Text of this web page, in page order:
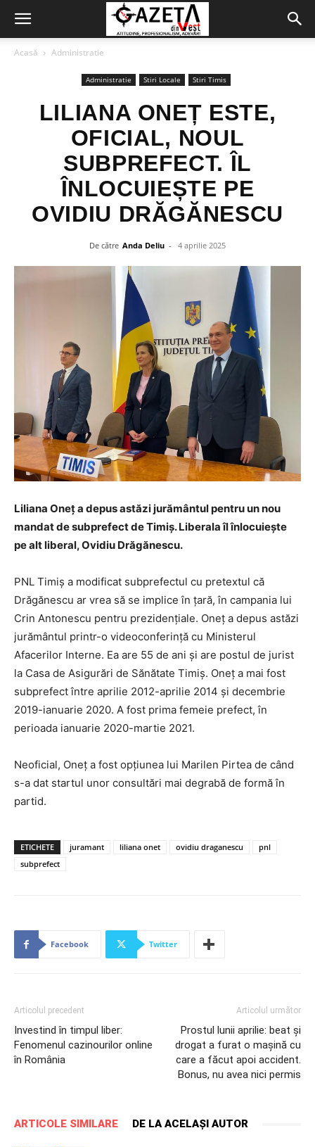
Acasă Administratie
Administratie Stiri Locale Stiri Timis
LILIANA ONEȚ ESTE,
OFICIAL, NOUL
SUBPREFECT. ÎL
ÎNLOCUIEȘTE PE
OVIDIU DRĂGĂNESCU
De către Anda Deliu - 4 aprilie 2025
Liliana Oneț a depus astăzi jurământul pentru un nou
mandat de subprefect de Timiș. Liberala îl înlocuiește
pe alt liberal, Ovidiu Drăgănescu.
PNL Timiș a modificat subprefectul cu pretextul că
Drăgănescu ar vrea să se implice în țară, în campania lui
Crin Antonescu pentru prezidențiale. Oneț a depus astăzi
jurământul printr-o videoconferință cu Ministerul
Afacerilor Interne. Ea are 55 de ani și are postul de jurist
la Casa de Asigurări de Sănătate Timiș. Oneț a mai fost
subprefect între aprilie 2012-aprilie 2014 și decembrie
2019-ianuarie 2020. A fost prima femeie prefect, în
perioada ianuarie 2020-martie 2021.
Neoficial, Oneț a fost opțiunea lui Marilen Pirtea de când
s-a dat startul unor consultări mai degrabă de formă în
partid.
ETICHETE juramant liliana onet ovidiu draganescu
pnl
subprefect
Facebook Twitter
Articolul precedent
Investind în timpul liber:
Fenomenul cazinourilor online
în România
Articolul următor
Prostul lunii aprilie: beat și
drogat a furat o mașină cu
care a făcut apoi accident.
Bonus, nu avea nici permis
ARTICOLE SIMILARE DE LA ACELAȘI AUTOR